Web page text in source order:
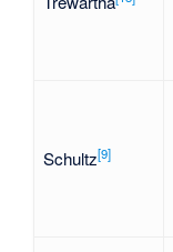
Schultz[9]